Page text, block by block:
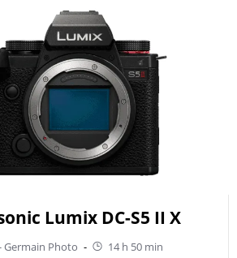
Lumix DC-S5 II X
Germain Photo - 14 h 50 min